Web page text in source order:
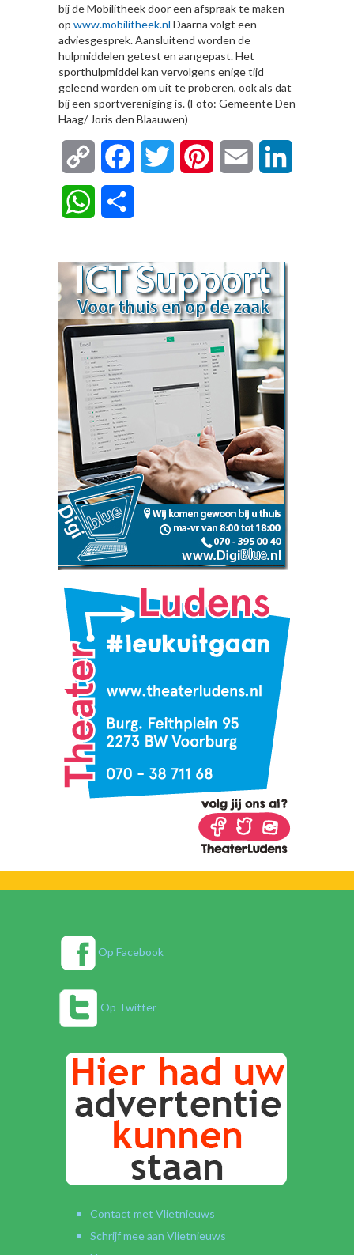
bij de Mobilitheek door een afspraak te maken
op www.mobilitheek.nl Daarna volgt een
adviesgesprek. Aansluitend worden de
hulpmiddelen getest en aangepast. Het
sporthulpmiddel kan vervolgens enige tijd
geleend worden om uit te proberen, ook als dat
bij een sportvereniging is. (Foto: Gemeente Den
Haag/ Joris den Blaauwen)
Copy
Link
FacebookTwitter Pinterest Email
WhatsApp
Op Facebook
Op Twitter
Contact met Vlietnieuws
Schrijf mee aan Vlietnieuws